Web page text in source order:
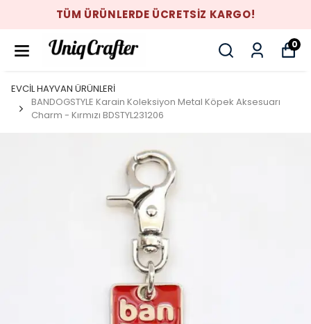
TÜM ÜRÜNLERDE ÜCRETSİZ KARGO!
0
EVCİL HAYVAN ÜRÜNLERİ
BANDOGSTYLE Karain Koleksiyon Metal Köpek Aksesuarı
Charm - Kırmızı BDSTYL231206